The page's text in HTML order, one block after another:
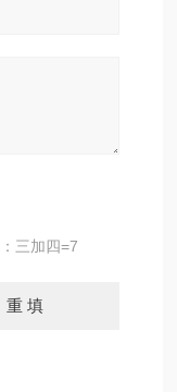
三加四=7